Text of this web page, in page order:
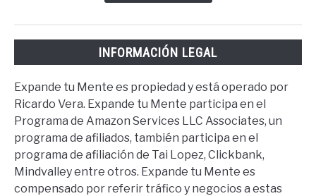
INFORMACIÓN LEGAL
Expande tu Mente es propiedad y está operado por
Ricardo Vera. Expande tu Mente participa en el
Programa de Amazon Services LLC Associates, un
programa de afiliados, también participa en el
programa de afiliación de Tai Lopez, Clickbank,
Mindvalley entre otros. Expande tu Mente es
compensado por referir tráfico y negocios a estas